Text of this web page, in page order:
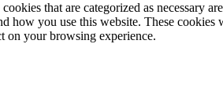
that are categorized as necessary
how you use this website. These
on your browsing experience.